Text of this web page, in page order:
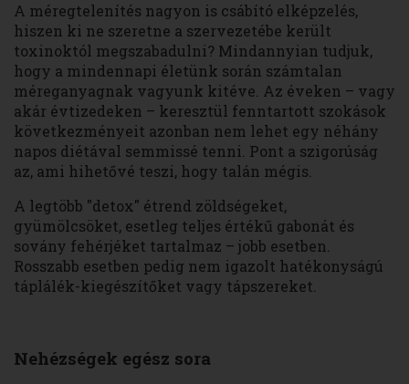
A méregtelenítés nagyon is csábító elképzelés,
hiszen ki ne szeretne a szervezetébe került
toxinoktól megszabadulni? Mindannyian tudjuk,
hogy a mindennapi életünk során számtalan
méreganyagnak vagyunk kitéve. Az éveken – vagy
akár évtizedeken – keresztül fenntartott szokások
következményeit azonban nem lehet egy néhány
napos diétával semmissé tenni. Pont a szigorúság
az, ami hihetővé teszi, hogy talán mégis.
A legtöbb "detox" étrend zöldségeket,
gyümölcsöket, esetleg teljes értékű gabonát és
sovány fehérjéket tartalmaz – jobb esetben.
Rosszabb esetben pedig nem igazolt hatékonyságú
táplálék-kiegészítőket vagy tápszereket.
Nehézségek egész sora